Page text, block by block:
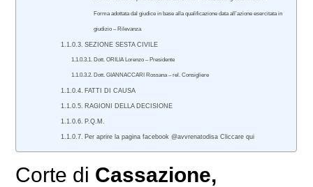
Forma adottata dal giudice in base alla qualificazione data all’azione esercitata in
giudizio – Rilevanza
SEZIONE SESTA CIVILE
Dott. ORILIA Lorenzo – Presidente
Dott. GIANNACCARI Rossana – rel. Consigliere
FATTI DI CAUSA
RAGIONI DELLA DECISIONE
P.Q.M.
Per aprire la pagina facebook @avvrenatodisa Cliccare qui
Corte di Cassazione,